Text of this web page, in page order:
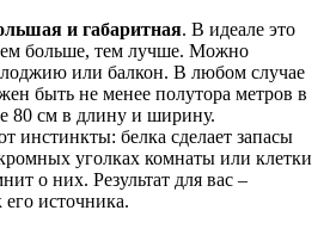
и габаритная. В идеале это
больше, тем лучше. Можно
лоджию или балкон. В любом случае
быть не менее полутора метров в
80 см в длину и ширину.
инстинкты: белка сделает запасы
уголках комнаты или клетки
о них. Результат для вас –
источника.